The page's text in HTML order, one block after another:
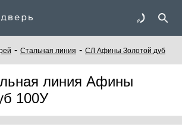
- Стальная линия - СЛ Афины Золотой дуб
линия Афины
100У